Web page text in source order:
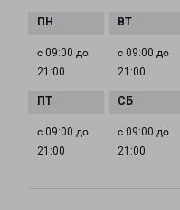
с 09:00 до
21:00
с 09:00 до
21:00
с 09:00 до
21:00
с 09:00 до
21:00